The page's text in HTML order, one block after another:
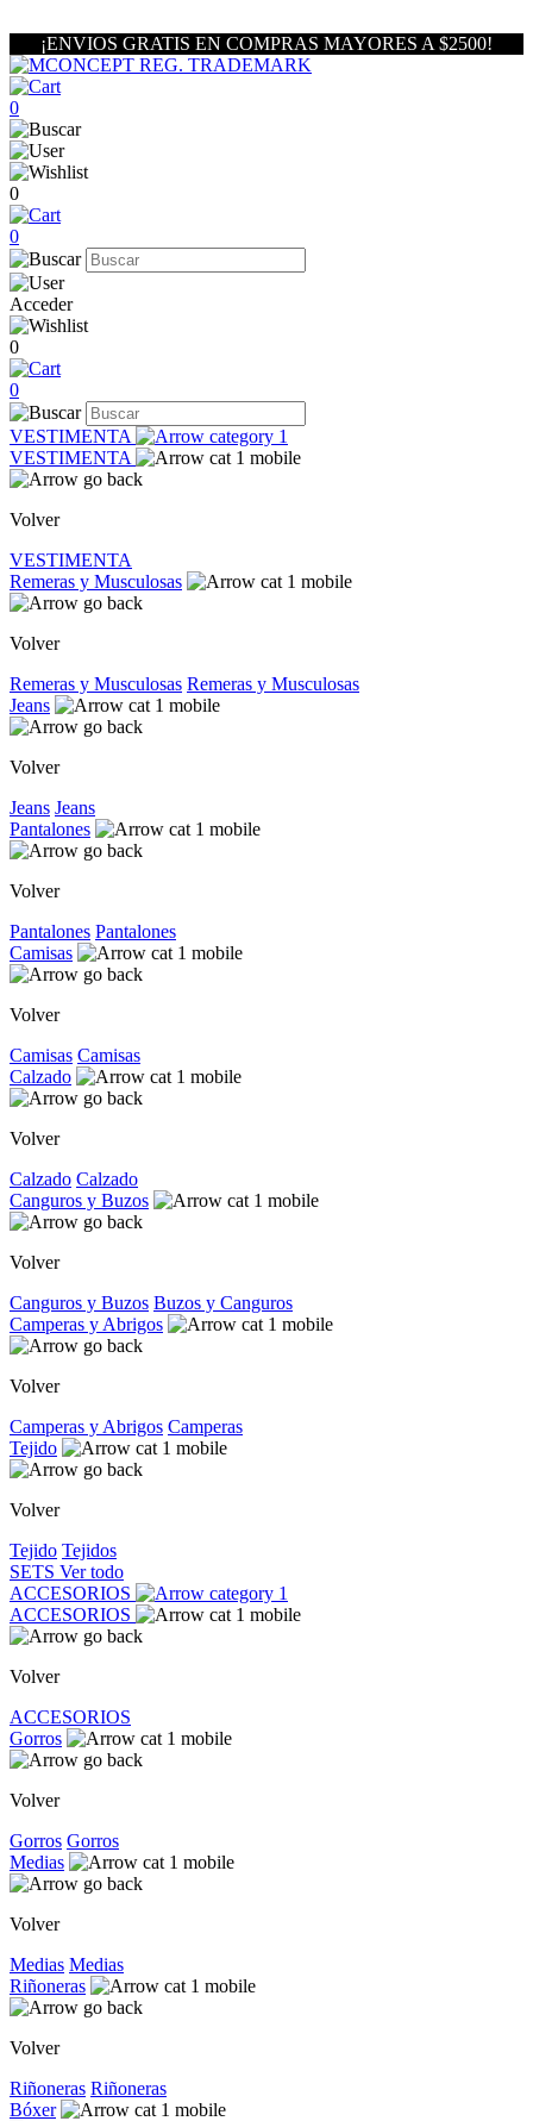
¡ENVIOS GRATIS EN COMPRAS MAYORES A $2500!
0
0
0
Acceder
0
0
VESTIMENTA
VESTIMENTA
Volver
VESTIMENTA
Remeras y Musculosas
Volver
Remeras y Musculosas Remeras y Musculosas
Jeans
Volver
Jeans Jeans
Pantalones
Volver
Pantalones Pantalones
Camisas
Volver
Camisas Camisas
Calzado
Volver
Calzado Calzado
Canguros y Buzos
Volver
Canguros y Buzos Buzos y Canguros
Camperas y Abrigos
Volver
Camperas y Abrigos Camperas
Tejido
Volver
Tejido Tejidos
SETS Ver todo
ACCESORIOS
ACCESORIOS
Volver
ACCESORIOS
Gorros
Volver
Gorros Gorros
Medias
Volver
Medias Medias
Riñoneras
Volver
Riñoneras Riñoneras
Bóxer